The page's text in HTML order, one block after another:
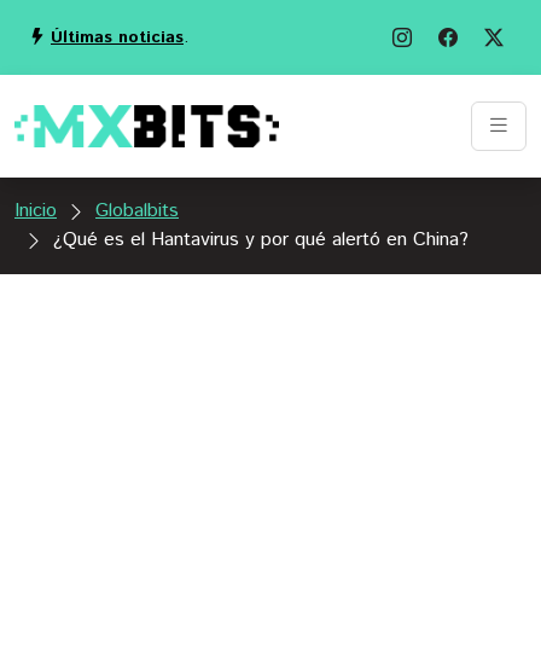
Últimas noticias.
Inicio
Globalbits
¿Qué es el Hantavirus y por qué alertó en China?